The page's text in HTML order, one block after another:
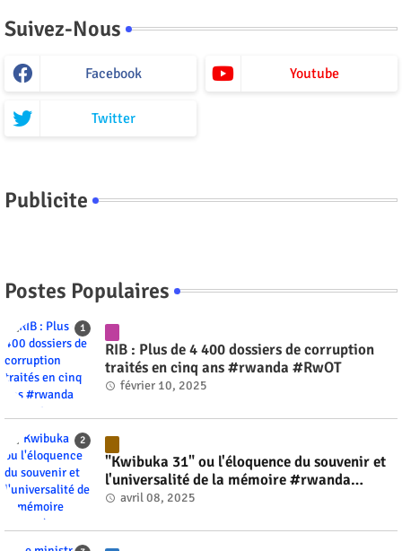
Suivez-Nous
Facebook Youtube
Twitter
Publicite
Postes Populaires
RIB : Plus de 4 400 dossiers de corruption
traités en cinq ans #rwanda #RwOT
février 10, 2025
"Kwibuka 31" ou l'éloquence du souvenir et
l'universalité de la mémoire #rwanda
#RwOT
avril 08, 2025